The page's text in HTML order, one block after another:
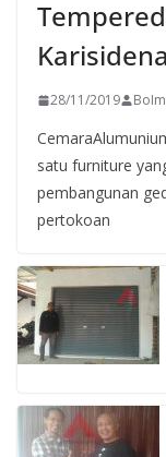
28/11/2019 BoIm
satu furniture
pembangunan
pertokoan